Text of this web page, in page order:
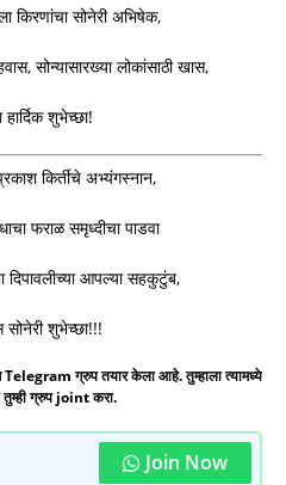
किरणांचा सोनेरी अभिषेक,
सोन्यासारख्या लोकांसाठी खास,
हार्दिक शुभेच्छा!
किर्तीचे अभ्यंगस्नान,
फराळ समृध्दीचा पाडवा
दिपावलीच्या आपल्या सहकुटुंब,
सोनेरी शुभेच्छा!!!
ग्रुप तयार केला आहे. तुम्हाला त्यामध्ये
तुम्ही ग्रुप joint करा.
Join Now